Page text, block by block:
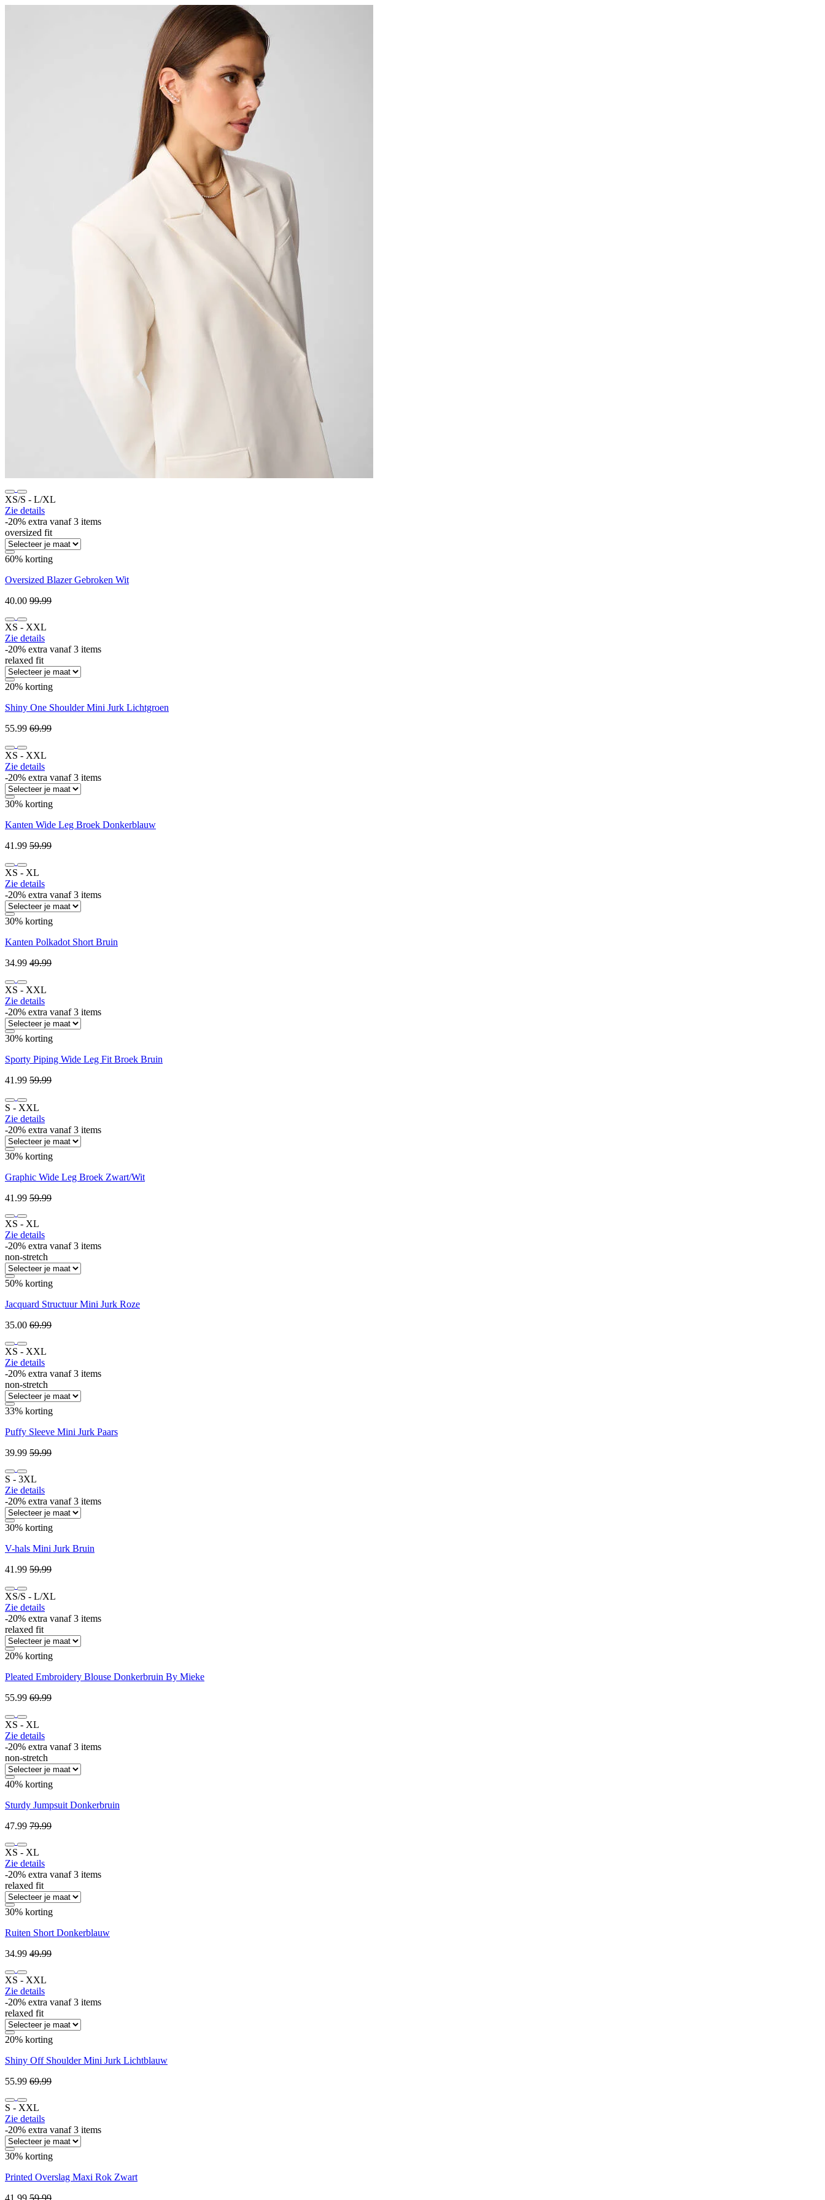
XS/S ‐ L/XL
Zie details
-20% extra vanaf 3 items
oversized fit
60% korting
Oversized Blazer Gebroken Wit
40.00 99.99
XS ‐ XXL
Zie details
-20% extra vanaf 3 items
relaxed fit
20% korting
Shiny One Shoulder Mini Jurk Lichtgroen
55.99 69.99
XS ‐ XXL
Zie details
-20% extra vanaf 3 items
30% korting
Kanten Wide Leg Broek Donkerblauw
41.99 59.99
XS ‐ XL
Zie details
-20% extra vanaf 3 items
30% korting
Kanten Polkadot Short Bruin
34.99 49.99
XS ‐ XXL
Zie details
-20% extra vanaf 3 items
30% korting
Sporty Piping Wide Leg Fit Broek Bruin
41.99 59.99
S ‐ XXL
Zie details
-20% extra vanaf 3 items
30% korting
Graphic Wide Leg Broek Zwart/Wit
41.99 59.99
XS ‐ XL
Zie details
-20% extra vanaf 3 items
non-stretch
50% korting
Jacquard Structuur Mini Jurk Roze
35.00 69.99
XS ‐ XXL
Zie details
-20% extra vanaf 3 items
non-stretch
33% korting
Puffy Sleeve Mini Jurk Paars
39.99 59.99
S ‐ 3XL
Zie details
-20% extra vanaf 3 items
30% korting
V-hals Mini Jurk Bruin
41.99 59.99
XS/S ‐ L/XL
Zie details
-20% extra vanaf 3 items
relaxed fit
20% korting
Pleated Embroidery Blouse Donkerbruin By Mieke
55.99 69.99
XS ‐ XL
Zie details
-20% extra vanaf 3 items
non-stretch
40% korting
Sturdy Jumpsuit Donkerbruin
47.99 79.99
XS ‐ XL
Zie details
-20% extra vanaf 3 items
relaxed fit
30% korting
Ruiten Short Donkerblauw
34.99 49.99
XS ‐ XXL
Zie details
-20% extra vanaf 3 items
relaxed fit
20% korting
Shiny Off Shoulder Mini Jurk Lichtblauw
55.99 69.99
S ‐ XXL
Zie details
-20% extra vanaf 3 items
30% korting
Printed Overslag Maxi Rok Zwart
41.99 59.99